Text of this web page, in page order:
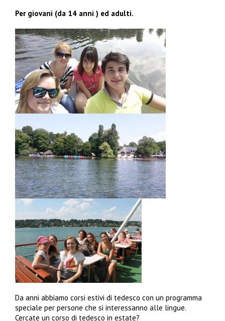
Per giovani (da 14 anni ) ed adulti.
Da anni abbiamo corsi estivi di tedesco con un programma
speciale per persone che si interessanno alle lingue.
Cercate un corso di tedesco in estate?